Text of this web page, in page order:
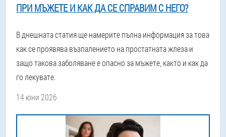
ПРИ МЪЖЕТЕ И КАК ДА СЕ СПРАВИМ С НЕГО?
В днешната статия ще намерите пълна информация за това
как се проявява възпалението на простатната жлеза и
защо такова заболяване е опасно за мъжете, както и как да
го лекувате.
14 юни 2026